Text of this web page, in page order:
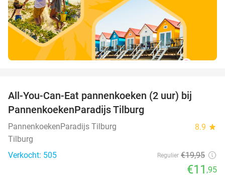
All-You-Can-Eat pannenkoeken (2 uur) bij
PannenkoekenParadijs Tilburg
PannenkoekenParadijs Tilburg 8.9 star
Tilburg
Verkocht: 505
Regulier €19,95
€11 ,95